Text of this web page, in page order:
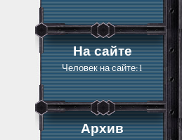
На сайте
Человек на сайте:1
Архив